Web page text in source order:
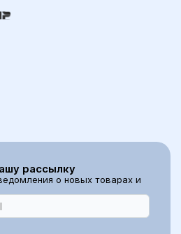
рассылку
о новых товарах и